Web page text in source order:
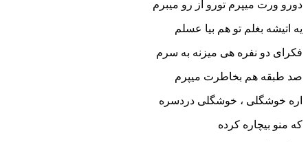
دورو ورت میپرم تورو از رو میبرم
یه اتیشه بغلم تو هم بیا عسلم
فکرای دو نفره هی میزنه به سرم
صد طبقه هم بخاطرت میپرم
اره خوشگلی ، خوشگلی دردسره
که منو بیچاره کرده